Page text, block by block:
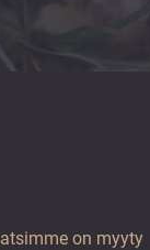
on myyty